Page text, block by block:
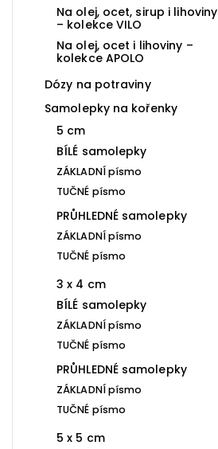
Na olej, ocet, sirup i lihoviny
– kolekce VILO
Na olej, ocet i lihoviny –
kolekce APOLO
Dózy na potraviny
Samolepky na kořenky
5 cm
BÍLÉ samolepky
ZÁKLADNÍ písmo
TUČNÉ písmo
PRŮHLEDNÉ samolepky
ZÁKLADNÍ písmo
TUČNÉ písmo
3 x 4 cm
BÍLÉ samolepky
ZÁKLADNÍ písmo
TUČNÉ písmo
PRŮHLEDNÉ samolepky
ZÁKLADNÍ písmo
TUČNÉ písmo
5 x 5 cm